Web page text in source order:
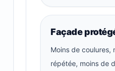
Façade
Moins de coulures,
répétée, moins de